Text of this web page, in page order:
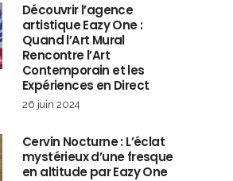
Découvrir l’agence
artistique Eazy One :
Quand l’Art Mural
Rencontre l’Art
Contemporain et les
Expériences en Direct
26 juin 2024
Cervin Nocturne : L’éclat
mystérieux d’une fresque
en altitude par Eazy One